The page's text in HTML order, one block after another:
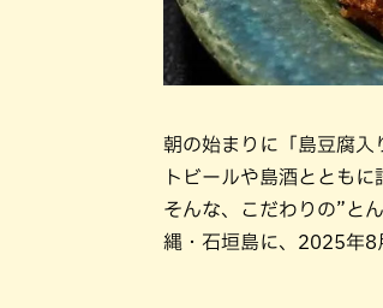
朝の始まりに「島豆腐入
トビールや島酒とともに
そんな、こだわりの”と
縄・石垣島に、2025年8